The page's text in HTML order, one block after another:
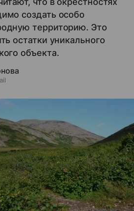
создать особо
территорию. Это
остатки уникального
объекта.